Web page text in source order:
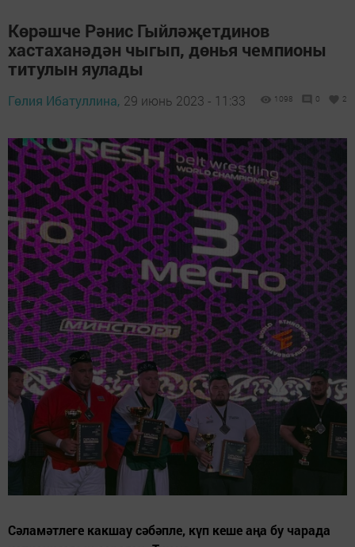
Көрәшче Рәнис Гыйләҗетдинов
хастаханәдән чыгып, дөнья чемпионы
титулын яулады
Гөлия Ибатуллина, 29 июнь 2023 - 11:33 1098 0 2
Сәламәтлеге какшау сәбәпле, күп кеше аңа бу чарада